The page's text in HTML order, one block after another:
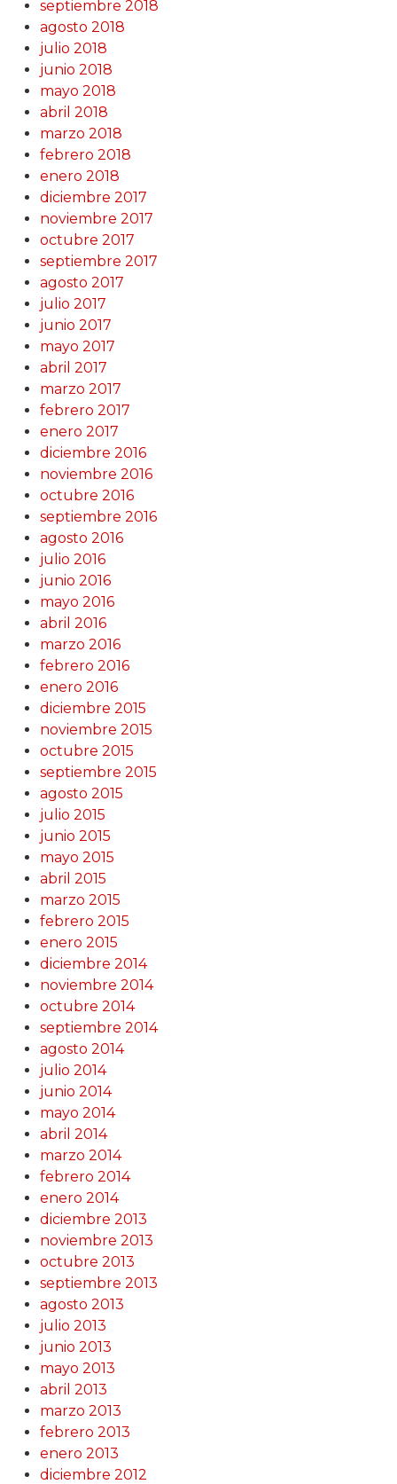
septiembre 2018
agosto 2018
julio 2018
junio 2018
mayo 2018
abril 2018
marzo 2018
febrero 2018
enero 2018
diciembre 2017
noviembre 2017
octubre 2017
septiembre 2017
agosto 2017
julio 2017
junio 2017
mayo 2017
abril 2017
marzo 2017
febrero 2017
enero 2017
diciembre 2016
noviembre 2016
octubre 2016
septiembre 2016
agosto 2016
julio 2016
junio 2016
mayo 2016
abril 2016
marzo 2016
febrero 2016
enero 2016
diciembre 2015
noviembre 2015
octubre 2015
septiembre 2015
agosto 2015
julio 2015
junio 2015
mayo 2015
abril 2015
marzo 2015
febrero 2015
enero 2015
diciembre 2014
noviembre 2014
octubre 2014
septiembre 2014
agosto 2014
julio 2014
junio 2014
mayo 2014
abril 2014
marzo 2014
febrero 2014
enero 2014
diciembre 2013
noviembre 2013
octubre 2013
septiembre 2013
agosto 2013
julio 2013
junio 2013
mayo 2013
abril 2013
marzo 2013
febrero 2013
enero 2013
diciembre 2012